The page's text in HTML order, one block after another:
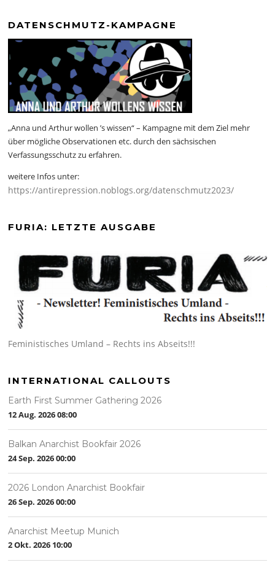
DATENSCHMUTZ-KAMPAGNE
„Anna und Arthur wollen ’s wissen“ – Kampagne mit dem Ziel mehr
über mögliche Observationen etc. durch den sächsischen
Verfassungsschutz zu erfahren.
weitere Infos unter:
https://antirepression.noblogs.org/datenschmutz2023/
FURIA: LETZTE AUSGABE
Feministisches Umland – Rechts ins Abseits!!!
INTERNATIONAL CALLOUTS
Earth First Summer Gathering 2026
12 Aug. 202608:00
Balkan Anarchist Bookfair 2026
24 Sep. 202600:00
2026 London Anarchist Bookfair
26 Sep. 202600:00
Anarchist Meetup Munich
2 Okt. 2026 10:00